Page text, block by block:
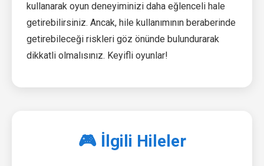
kullanarak oyun deneyiminizi daha eğlenceli hale
getirebilirsiniz. Ancak, hile kullanımının beraberinde
getirebileceği riskleri göz önünde bulundurarak
dikkatli olmalısınız. Keyifli oyunlar!
🎮 İlgili Hileler